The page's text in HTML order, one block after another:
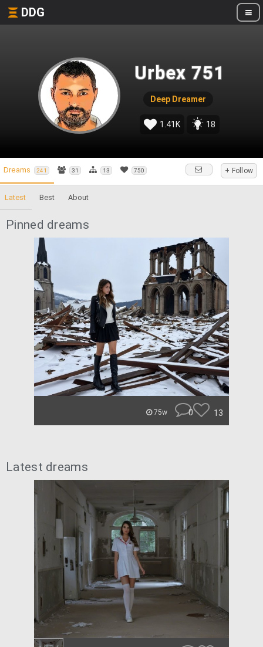
DDG
Urbex 751
Deep Dreamer
1.41K 18
Dreams 241 31 13 750 + Follow
Latest Best About
Pinned dreams
75w 0 13
Latest dreams